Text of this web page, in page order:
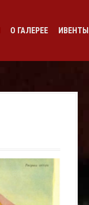
О ГАЛЕРЕЕ ИВЕНТЫ